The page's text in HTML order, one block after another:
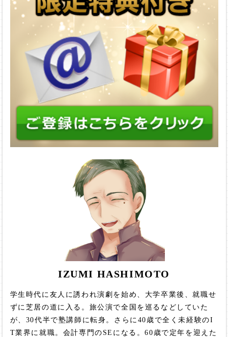
IZUMI HASHIMOTO
学生時代に友人に誘われ演劇を始め、大学卒業後、就職せ
ずに芝居の道に入る。旅公演で全国を巡るなどしていた
が、30代半で塾講師に転身。さらに40歳で全く未経験のI
T業界に就職。会計専門のSEになる。60歳で定年を迎えた